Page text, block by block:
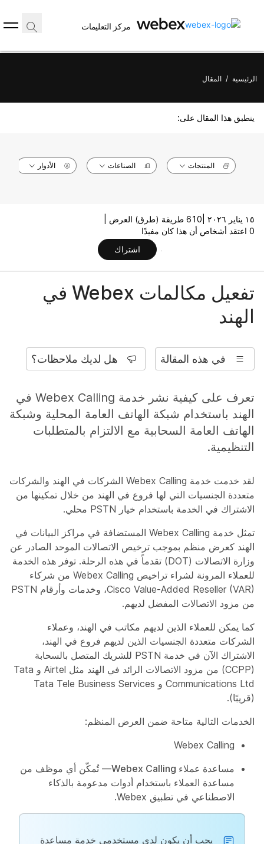
مركز التعليمات
الرئيسية / المقال
ينطبق هذا المقال على:
المنتجات الصناعات الأدوار
١٥ يناير ٢٠٢٦ |
610 طريقة (طرق) العرض |
0 اعتقد أشخاص أن هذا كان مفيدًا
اشتراك
تفعيل مكالمات Webex في
الهند
في هذه المقالة هل لديك ملاحظات؟
تعرف على كيفية نشر خدمة Webex Calling في
الهند باستخدام شبكة الهاتف العامة المحلية وشبكة
الهاتف العامة السحابية مع الالتزام بالمتطلبات
التنظيمية.
لقد خدمت خدمة Webex Calling الشركات في الهند والشركات
متعددة الجنسيات التي لها فروع في الهند من خلال تمكينها من
الاشتراك في الخدمة باستخدام خيار PSTN محلي.
تمثل خدمة Webex Calling المستضافة في مراكز البيانات في
الهند كعرض منظم بموجب ترخيص الاتصالات الموحد الصادر عن
وزارة الاتصالات (DOT) تقدماً في هذه الرحلة. توفر هذه الخدمة
للعملاء المرونة لشراء تراخيص Webex Calling من شركاء
Cisco Value-Added Reseller (VAR)، وخدمات وأرقام PSTN
من مزود الاتصالات المفضل لديهم.
كما يمكن للعملاء الذين لديهم مكاتب في الهند، وعملاء
الشركات متعددة الجنسيات الذين لديهم فروع في الهند،
الاشتراك الآن في خدمة PSTN للشريك المتصل بالسحابة
(CCPP) من مزود الاتصالات الرائد في الهند مثل Airtel و Tata
Communications Ltd و Tata Tele Business Services
(قريبًا).
الخدمات التالية متاحة ضمن العرض المنظم:
Webex Calling
مساعدة عملاء Webex Calling
— تُمكّن أي موظف من
مساعدة العملاء باستخدام أدوات مدعومة بالذكاء
الاصطناعي في تطبيق Webex.
يجب أن يكون لدى مستخدمي خدمة مساعدة